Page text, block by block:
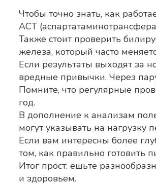
Чтобы точно знать, как
АСТ
Также стоит проверить
железа, который часто
Если результаты выходят за
вредные привычки. Через
Помните, что регулярные
год.
В дополнение к анализам
могут указывать на нагрузку
Если вам интересны более
том, как правильно готовить
Итог прост: ешьте
и здоровьем.